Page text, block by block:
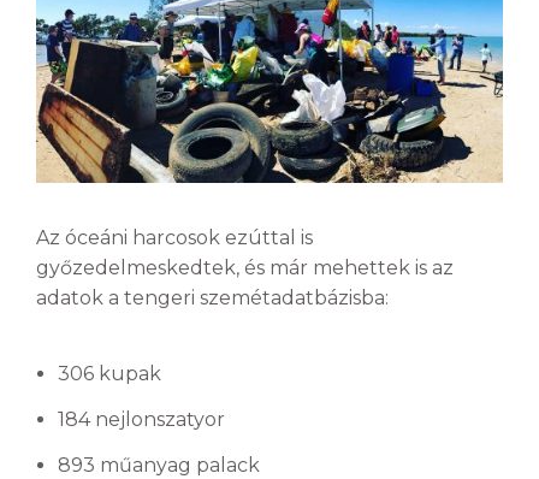
Az óceáni harcosok ezúttal is
győzedelmeskedtek, és már mehettek is az
adatok a tengeri szemétadatbázisba:
306 kupak
184 nejlonszatyor
893 műanyag palack